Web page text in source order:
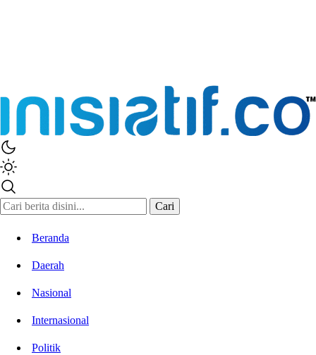
Inisiatif.co
Stay Connected Stay Informed
Cari
Beranda
Daerah
Nasional
Internasional
Politik